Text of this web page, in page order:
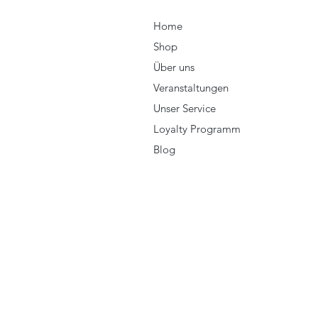
Home
Shop
Über uns
Veranstaltungen
Unser Service
Loyalty Programm
Blog